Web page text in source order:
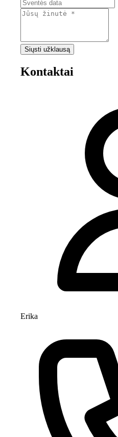
Siųsti užklausą
Kontaktai
Erika